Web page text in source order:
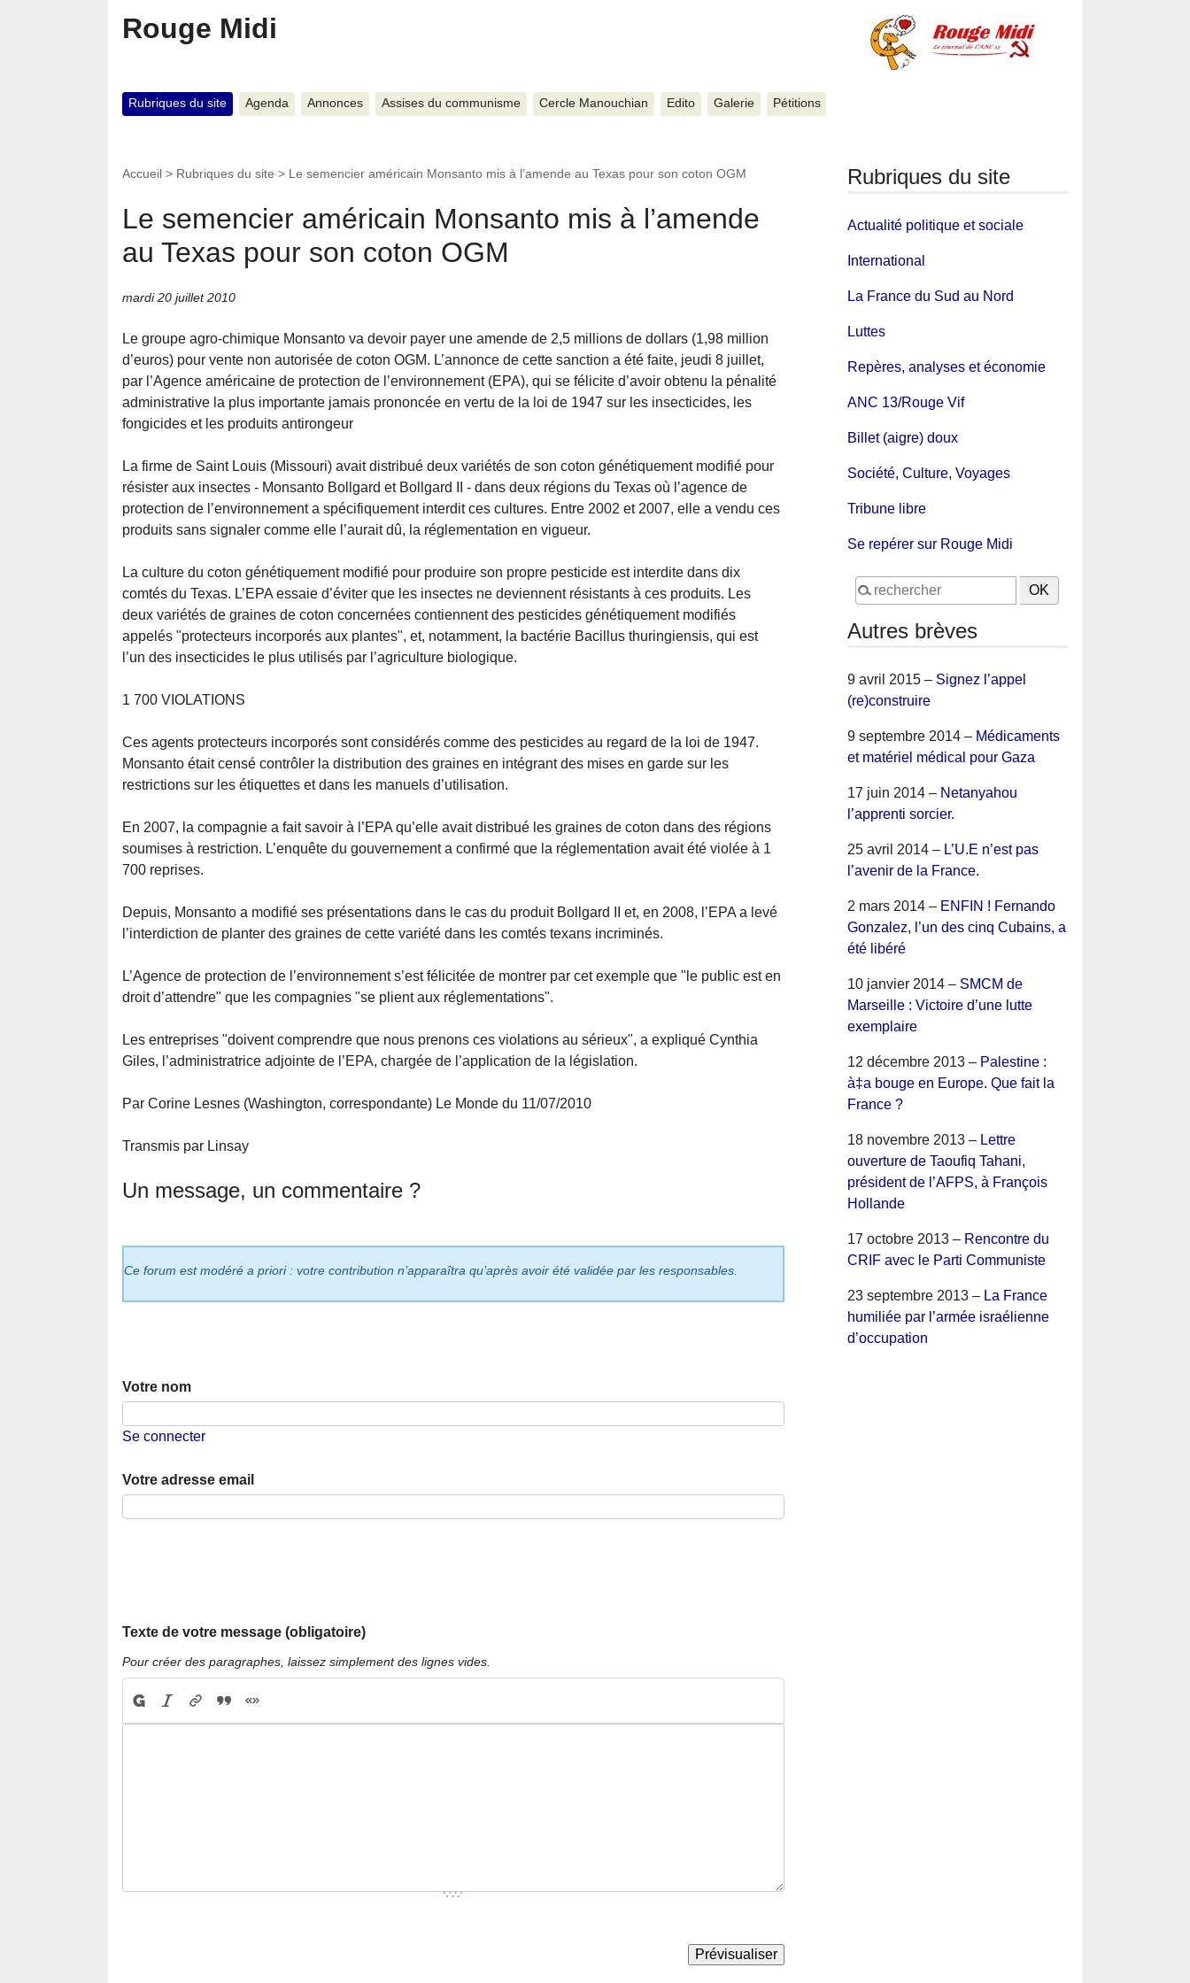
Rouge Midi
Rubriques du site Agenda Annonces Assises du communisme Cercle Manouchian Edito Galerie Pétitions
Accueil > Rubriques du site > Le semencier américain Monsanto mis à l’amende au Texas pour son coton OGM
Le semencier américain Monsanto mis à l’amende
au Texas pour son coton OGM
mardi 20 juillet 2010
Le groupe agro-chimique Monsanto va devoir payer une amende de 2,5 millions de dollars (1,98 million
d’euros) pour vente non autorisée de coton OGM. L’annonce de cette sanction a été faite, jeudi 8 juillet,
par l’Agence américaine de protection de l’environnement (EPA), qui se félicite d’avoir obtenu la pénalité
administrative la plus importante jamais prononcée en vertu de la loi de 1947 sur les insecticides, les
fongicides et les produits antirongeur
La firme de Saint Louis (Missouri) avait distribué deux variétés de son coton génétiquement modifié pour
résister aux insectes - Monsanto Bollgard et Bollgard II - dans deux régions du Texas où l’agence de
protection de l’environnement a spécifiquement interdit ces cultures. Entre 2002 et 2007, elle a vendu ces
produits sans signaler comme elle l’aurait dû, la réglementation en vigueur.
La culture du coton génétiquement modifié pour produire son propre pesticide est interdite dans dix
comtés du Texas. L’EPA essaie d’éviter que les insectes ne deviennent résistants à ces produits. Les
deux variétés de graines de coton concernées contiennent des pesticides génétiquement modifiés
appelés "protecteurs incorporés aux plantes", et, notamment, la bactérie Bacillus thuringiensis, qui est
l’un des insecticides le plus utilisés par l’agriculture biologique.
1 700 VIOLATIONS
Ces agents protecteurs incorporés sont considérés comme des pesticides au regard de la loi de 1947.
Monsanto était censé contrôler la distribution des graines en intégrant des mises en garde sur les
restrictions sur les étiquettes et dans les manuels d’utilisation.
En 2007, la compagnie a fait savoir à l’EPA qu’elle avait distribué les graines de coton dans des régions
soumises à restriction. L’enquête du gouvernement a confirmé que la réglementation avait été violée à 1
700 reprises.
Depuis, Monsanto a modifié ses présentations dans le cas du produit Bollgard II et, en 2008, l’EPA a levé
l’interdiction de planter des graines de cette variété dans les comtés texans incriminés.
L’Agence de protection de l’environnement s’est félicitée de montrer par cet exemple que "le public est en
droit d’attendre" que les compagnies "se plient aux réglementations".
Les entreprises "doivent comprendre que nous prenons ces violations au sérieux", a expliqué Cynthia
Giles, l’administratrice adjointe de l’EPA, chargée de l’application de la législation.
Par Corine Lesnes (Washington, correspondante) Le Monde du 11/07/2010
Transmis par Linsay
Un message, un commentaire ?
Ce forum est modéré a priori : votre contribution n’apparaîtra qu’après avoir été validée par les responsables.
Votre nom
Se connecter
Votre adresse email
Texte de votre message (obligatoire)
Pour créer des paragraphes, laissez simplement des lignes vides.
Rubriques du site
Actualité politique et sociale
International
La France du Sud au Nord
Luttes
Repères, analyses et économie
ANC 13/Rouge Vif
Billet (aigre) doux
Société, Culture, Voyages
Tribune libre
Se repérer sur Rouge Midi
Autres brèves
9 avril 2015 – Signez l’appel
(re)construire
9 septembre 2014 – Médicaments
et matériel médical pour Gaza
17 juin 2014 – Netanyahou
l’apprenti sorcier.
25 avril 2014 – L’U.E n’est pas
l’avenir de la France.
2 mars 2014 – ENFIN ! Fernando
Gonzalez, l’un des cinq Cubains, a
été libéré
10 janvier 2014 – SMCM de
Marseille : Victoire d’une lutte
exemplaire
12 décembre 2013 – Palestine :
à‡a bouge en Europe. Que fait la
France ?
18 novembre 2013 – Lettre
ouverture de Taoufiq Tahani,
président de l’AFPS, à François
Hollande
17 octobre 2013 – Rencontre du
CRIF avec le Parti Communiste
23 septembre 2013 – La France
humiliée par l’armée israélienne
d’occupation